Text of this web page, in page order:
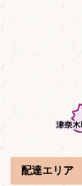
配達エリア